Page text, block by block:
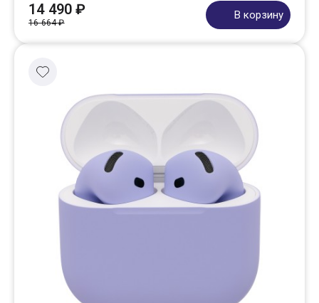
14 490 ₽
16 664 ₽
В корзину